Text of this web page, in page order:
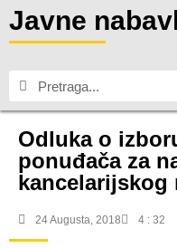
Javne
Odluka o
ponuđača za
kancelarijskog
24 Augusta, 2018 4 : 32